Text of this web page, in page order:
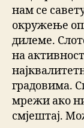
нам се
окружење
дилеме.
на
градовима.
мрежи ако
смјештај.